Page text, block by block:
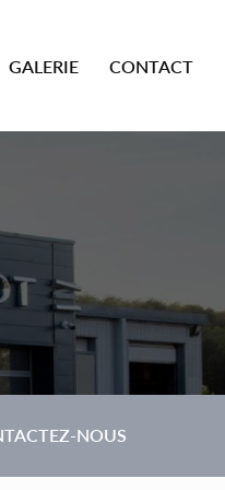
GALERIE CONTACT
NOUS